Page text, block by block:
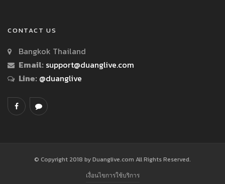
CONTACT US
Bangkok Thailand
Email: support@duanglive.com
Line: @duanglive
© Copyright 2018 by Duanglive.com All Rights Reserved.
เงื่อนไขการใช้บริการ